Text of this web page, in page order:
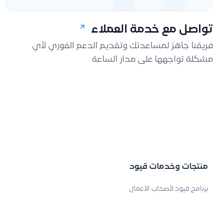
تواصل مع خدمة العملاء
فريقنا جاهز لمساعدتك وتقديم الدعم الفوري لأي
مشكلة تواجهها على مدار الساعة
منتجات وخدمات قيود
برنامج قيود لأصحاب الأعمال